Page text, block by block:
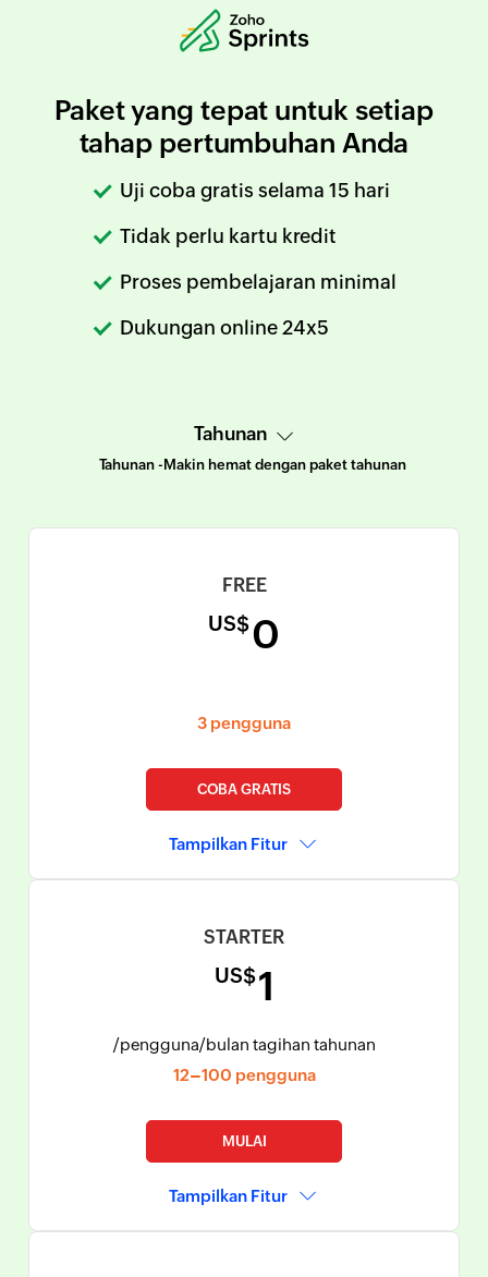
Paket yang tepat untuk setiap
tahap pertumbuhan Anda
Uji coba gratis selama 15 hari
Tidak perlu kartu kredit
Proses pembelajaran minimal
Dukungan online 24x5
Tahunan - Makin hemat dengan paket tahunan
FREE
US$0
3 pengguna
COBA GRATIS
Tampilkan Fitur
STARTER
US$1
/pengguna/bulan tagihan tahunan
12–100 pengguna
MULAI
Tampilkan Fitur